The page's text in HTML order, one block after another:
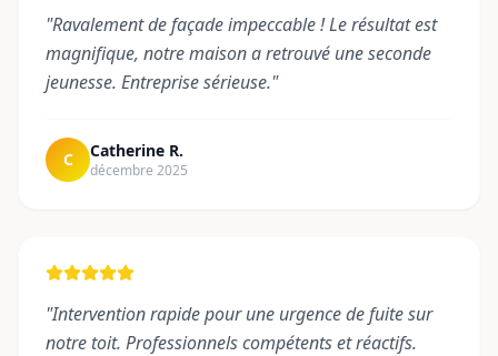
"Ravalement de façade impeccable ! Le résultat est
magnifique, notre maison a retrouvé une seconde
jeunesse. Entreprise sérieuse."
C Catherine R.
décembre 2025
"Intervention rapide pour une urgence de fuite sur
notre toit. Professionnels compétents et réactifs.